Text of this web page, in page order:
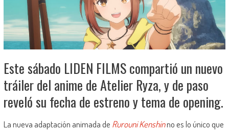
Este sábado LIDEN FILMS compartió un nuevo
tráiler del anime de Atelier Ryza, y de paso
reveló su fecha de estreno y tema de opening.
La nueva adaptación animada de Rurouni Kenshinno es lo único que